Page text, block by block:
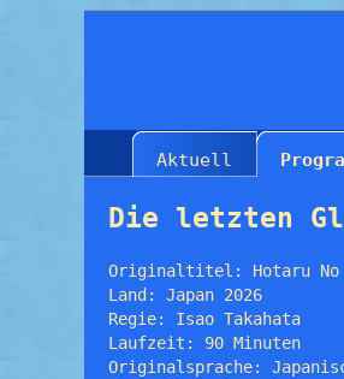
Aktuell
Die letzten
Originaltitel: Hotaru No
Land: Japan 2026
Regie: Isao Takahata
Laufzeit: 90 Minuten
Originalsprache: